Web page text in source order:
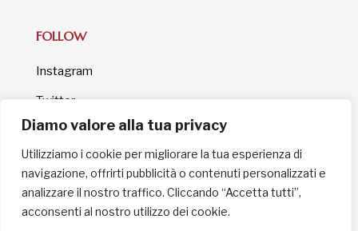
Diamo valore alla tua privacy
Utilizziamo i cookie per migliorare la tua esperienza di
navigazione, offrirti pubblicità o contenuti personalizzati e
analizzare il nostro traffico. Cliccando “Accetta tutti”,
acconsenti al nostro utilizzo dei cookie.
FOLLOW
Instagram
Twitter
Facebook
Youtube